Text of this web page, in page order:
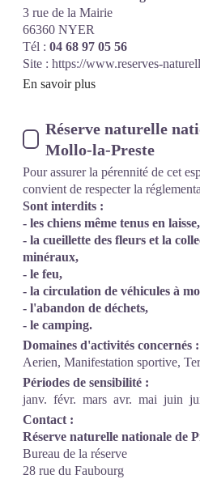
3 rue de la Mairie
66360 NYER
Tél : 04 68 97 05 56
Site : https://www.reserves-
En savoir plus
Réserve naturelle
Mollo-la-Preste
Pour assurer la pérennité de cet
convient de respecter la
Sont interdits :
- les chiens même tenus en laisse,
- la cueillette des fleurs et la
minéraux,
- le feu,
- la circulation de véhicules à
- l'abandon de déchets,
- le camping.
Domaines d'activités concernés :
Aerien, Manifestation sportive,
Périodes de sensibilité :
janv. févr. mars avr. mai juin
Contact :
Réserve naturelle nationale de
Bureau de la réserve
28 rue du Faubourg